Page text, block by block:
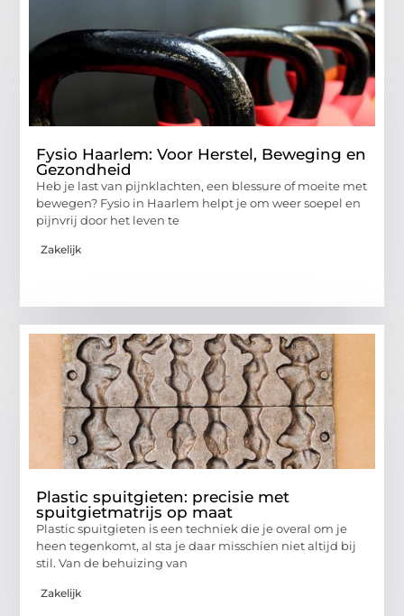
Fysio Haarlem: Voor Herstel, Beweging en
Gezondheid
Heb je last van pijnklachten, een blessure of moeite met
bewegen? Fysio in Haarlem helpt je om weer soepel en
pijnvrij door het leven te
Zakelijk
Plastic spuitgieten: precisie met
spuitgietmatrijs op maat
Plastic spuitgieten is een techniek die je overal om je
heen tegenkomt, al sta je daar misschien niet altijd bij
stil. Van de behuizing van
Zakelijk